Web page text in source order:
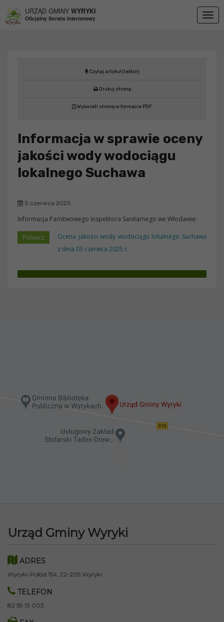
URZĄD GMINY WYRYKI
Oficjalny Serwis Internetowy
Czytaj artykuł (lektor)
Drukuj stronę
Wyświetl stronę w formacie PDF
Informacja w sprawie oceny
jakości wody wodociągu
lokalnego Suchawa
5 czerwca 2025
Informacja Państwowego Inspektora Sanitarnego we Włodawie:
Ocena jakości wody wodociągu lokalnego Suchawa
z dnia 03 czerwca 2025 r.
Urząd Gminy Wyryki
ADRES
Wyryki-Połód 154, 22-205 Wyryki
TELEFON
82 59 13 003